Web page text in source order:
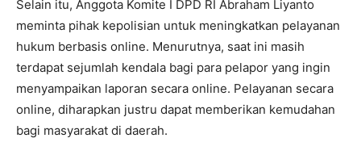
Selain itu, Anggota Komite I DPD RI Abraham Liyanto
meminta pihak kepolisian untuk meningkatkan pelayanan
hukum berbasis online. Menurutnya, saat ini masih
terdapat sejumlah kendala bagi para pelapor yang ingin
menyampaikan laporan secara online. Pelayanan secara
online, diharapkan justru dapat memberikan kemudahan
bagi masyarakat di daerah.